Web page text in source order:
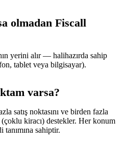
olmadan Fiscall
yerini alır — halihazırda sahip
tablet veya bilgisayar).
varsa?
satış noktasını ve birden fazla
kiracı) destekler. Her konum
sahiptir.